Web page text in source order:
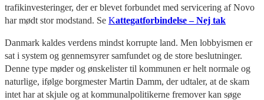
trafikinvesteringer, der er blevet forbundet med servicering af Novo
har mødt stor modstand. Se Kattegatforbindelse – Nej tak
Danmark kaldes verdens mindst korrupte land. Men lobbyismen er
sat i system og gennemsyrer samfundet og de store beslutninger.
Denne type møder og ønskelister til kommunen er helt normale og
naturlige, ifølge borgmester Martin Damm, der udtaler, at de skam
intet har at skjule og at kommunalpolitikerne fremover kan søge